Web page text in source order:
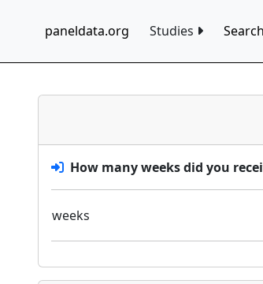
paneldata.org Studies Search
How many weeks did you
weeks